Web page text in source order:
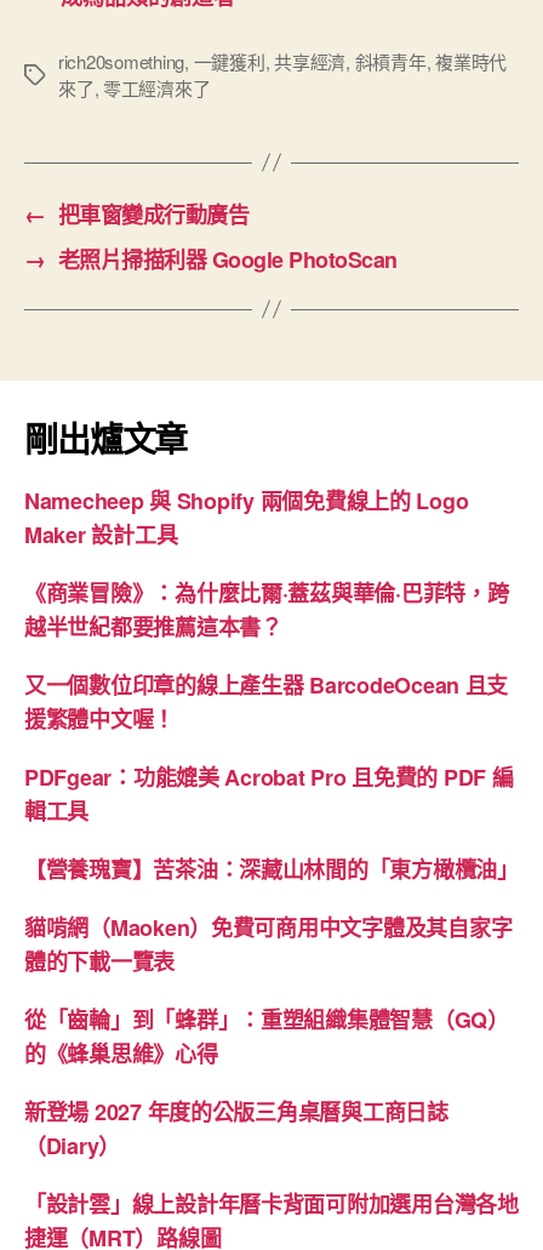
標
rich20something, 一鍵獲利,共享經濟, 斜槓青年,複業時代
來了, 零工經濟來了
← 把車窗變成行動廣告
→ 老照片掃描利器 Google PhotoScan
剛出爐文章
Namecheep 與 Shopify 兩個免費線上的 Logo
Maker 設計工具
《商業冒險》：為什麼比爾·蓋茲與華倫·巴菲特，跨
越半世紀都要推薦這本書？
又一個數位印章的線上產生器 BarcodeOcean 且支
援繁體中文喔！
PDFgear：功能媲美 Acrobat Pro 且免費的 PDF 編
輯工具
【營養瑰寶】苦茶油：深藏山林間的「東方橄欖油」
貓啃網（Maoken）免費可商用中文字體及其自家字
體的下載一覽表
從「齒輪」到「蜂群」：重塑組織集體智慧（GQ）
的《蜂巢思維》心得
新登場 2027 年度的公版三角桌曆與工商日誌
（Diary）
「設計雲」線上設計年曆卡背面可附加選用台灣各地
捷運（MRT）路線圖